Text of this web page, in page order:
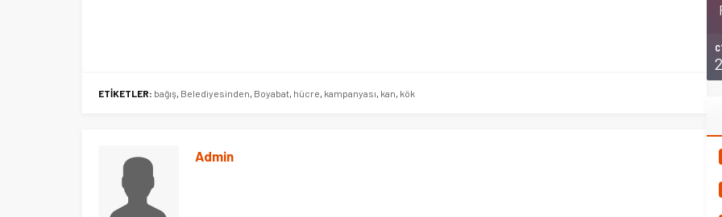
ETİKETLER: bağış, Belediyesinden, Boyabat, hücre, kampanyası, kan, kök
Admin